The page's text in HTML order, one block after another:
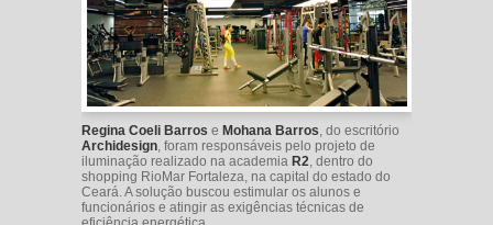
Regina Coeli Barros e Mohana Barros , do escritório
Archidesign , foram responsáveis pelo projeto de
iluminação realizado na academia R2 , dentro do
shopping RioMar Fortaleza, na capital do estado do
Ceará. A solução buscou estimular os alunos e
funcionários e atingir as exigências técnicas de